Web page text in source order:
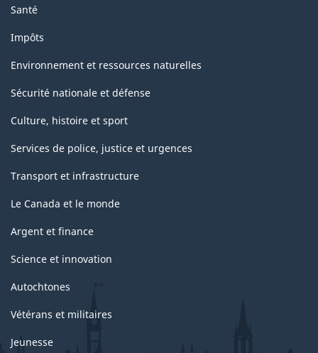
Santé
Impôts
Environnement et ressources naturelles
Sécurité nationale et défense
Culture, histoire et sport
Services de police, justice et urgences
Transport et infrastructure
Le Canada et le monde
Argent et finance
Science et innovation
Autochtones
Vétérans et militaires
Jeunesse